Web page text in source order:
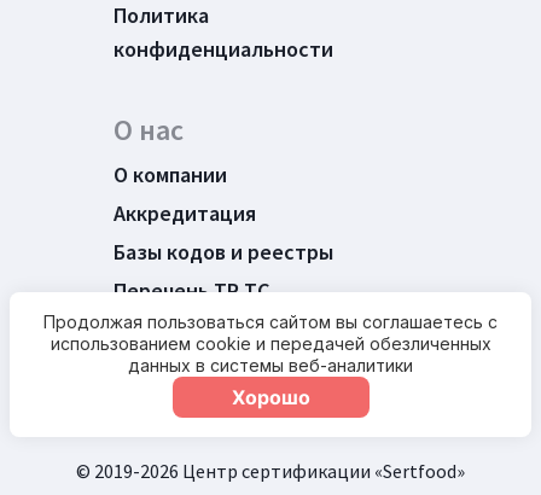
Политика
конфиденциальности
О нас
О компании
Аккредитация
Базы кодов и реестры
Перечень ТР ТС
Новости
Контакты
© 2019-2026 Центр сертификации «Sertfood»
Продолжая пользоваться сайтом вы соглашаетесь с
использованием cookie и передачей обезличенных
данных в системы веб-аналитики
Хорошо